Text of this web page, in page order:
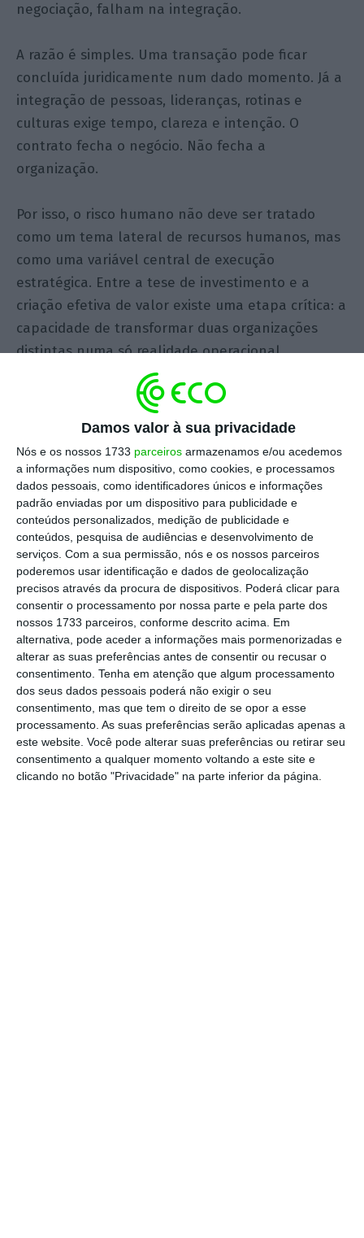
Damos valor à sua privacidade
Nós e os nossos 1733 parceiros armazenamos e/ou acedemos
a informações num dispositivo, como cookies, e processamos
dados pessoais, como identificadores únicos e informações
padrão enviadas por um dispositivo para publicidade e
conteúdos personalizados, medição de publicidade e
conteúdos, pesquisa de audiências e desenvolvimento de
serviços. Com a sua permissão, nós e os nossos parceiros
poderemos usar identificação e dados de geolocalização
precisos através da procura de dispositivos. Poderá clicar para
consentir o processamento por nossa parte e pela parte dos
nossos 1733 parceiros, conforme descrito acima. Em
alternativa, pode aceder a informações mais pormenorizadas e
alterar as suas preferências antes de consentir ou recusar o
consentimento. Tenha em atenção que algum processamento
dos seus dados pessoais poderá não exigir o seu
consentimento, mas que tem o direito de se opor a esse
processamento. As suas preferências serão aplicadas apenas a
este website. Você pode alterar suas preferências ou retirar seu
consentimento a qualquer momento voltando a este site e
clicando no botão "Privacidade" na parte inferior da página.
negociação, falham na integração.
A razão é simples. Uma transação pode ficar
concluída juridicamente num dado momento. Já a
integração de pessoas, lideranças, rotinas e
culturas exige tempo, clareza e intenção. O
contrato fecha o negócio. Não fecha a
organização.
Por isso, o risco humano não deve ser tratado
como um tema lateral de recursos humanos, mas
como uma variável central de execução
estratégica. Entre a tese de investimento e a
criação efetiva de valor existe uma etapa crítica: a
capacidade de transformar duas organizações
distintas numa só realidade operacional.
A equação esquecida do
Uma forma útil de olhar para o problema é esta:
Valor em M&A = qualidade da tese estratégica ×
qualidade da execução da integração.
Mesmo uma aquisição com racional forte pode
destruir valor se a integração gerar ambiguidade,
paralisia decisória, perda de talento ou fricção
cultural. A questão não é apenas comprar bem. É
combinar melhor.
Quatro dimensões do risco
humano
Umaframeworksimples para pensar a integração